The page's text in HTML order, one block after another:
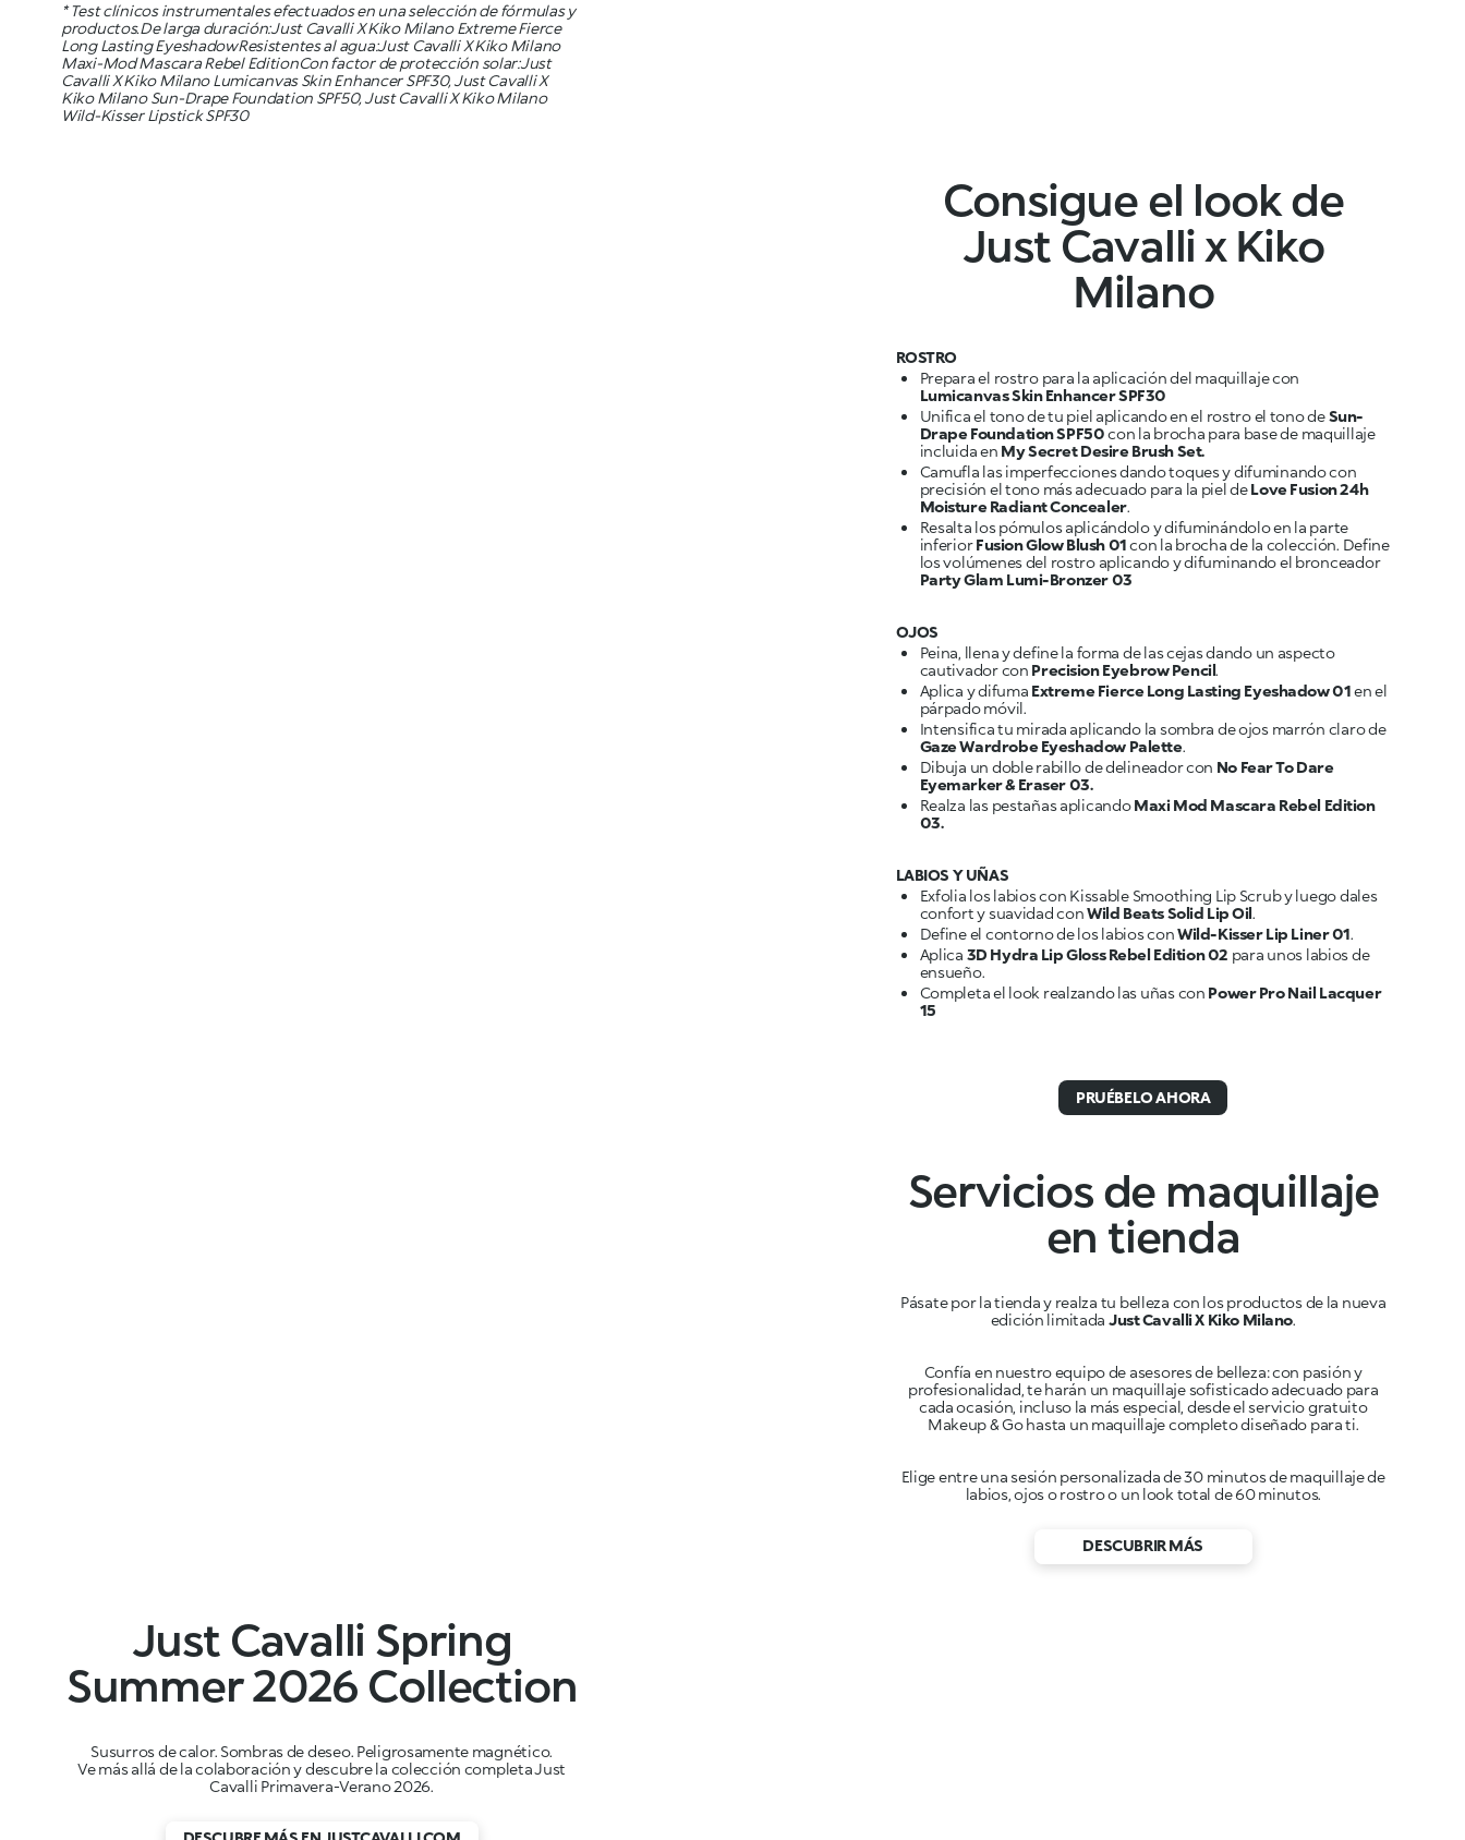
* Test clínicos instrumentales efectuados en una selección de fórmulas y
productos.De larga duración:Just Cavalli X Kiko Milano Extreme Fierce
Long Lasting EyeshadowResistentes al agua:Just Cavalli X Kiko Milano
Maxi-Mod Mascara Rebel EditionCon factor de protección solar:Just
Cavalli X Kiko Milano Lumicanvas Skin Enhancer SPF30, Just Cavalli X
Kiko Milano Sun-Drape Foundation SPF50, Just Cavalli X Kiko Milano
Wild-Kisser Lipstick SPF30
Consigue el look de
Just Cavalli x Kiko
Milano
ROSTRO
Prepara el rostro para la aplicación del maquillaje con
Lumicanvas Skin Enhancer SPF30
Unifica el tono de tu piel aplicando en el rostro el tono deSun-
Drape Foundation SPF50con la brocha para base de maquillaje
incluida en My Secret Desire Brush Set.
Camufla las imperfecciones dando toques y difuminando con
precisión el tono más adecuado para la piel deLove Fusion 24h
Moisture Radiant Concealer
Resalta los pómulos aplicándolo y difuminándolo en la parte
inferiorFusion Glow Blush 01con la brocha de la colección. Define
los volúmenes del rostro aplicando y difuminando el bronceador
Party Glam Lumi-Bronzer 03
OJOS
Peina, llena y define la forma de las cejas dando un aspecto
cautivador con Precision Eyebrow Pencil
Aplica y difuma Extreme Fierce Long Lasting Eyeshadow 01en el
Intensifica tu mirada aplicando la sombra de ojos marrón claro de
Gaze Wardrobe Eyeshadow Palette
Dibuja un doble rabillo de delineador con No Fear To Dare
Eyemarker & Eraser 03.
Realza las pestañas aplicandoMaxi Mod Mascara Rebel Edition
03.
LABIOS Y UÑAS
Exfolia los labios con Kissable Smoothing Lip Scrub y luego dales
confort y suavidad conWild Beats Solid Lip Oil
Define el contorno de los labios conWild-Kisser Lip Liner 01
Aplica 3D Hydra Lip Gloss Rebel Edition 02 para unos labios de
Completa el look realzando las uñas con Power Pro Nail Lacquer
15
PRUÉBELO AHORA
Servicios de maquillaje
en tienda
Pásate por la tienda y realza tu belleza con los productos de la nueva
edición limitada Just Cavalli X Kiko Milano
Confía en nuestro equipo de asesores de belleza: con pasión y
profesionalidad, te harán un maquillaje sofisticado adecuado para
cada ocasión, incluso la más especial, desde el servicio gratuito
Elige entre una sesión personalizada de 30 minutos de maquillaje de
labios, ojos o rostro o un look total de 60 minutos.
DESCUBRIR MÁS
Just Cavalli Spring
Summer 2026 Collection
Susurros de calor. Sombras de deseo. Peligrosamente magnético.
Ve más allá de la colaboración y descubre la colección completa Just
Cavalli Primavera-Verano 2026.